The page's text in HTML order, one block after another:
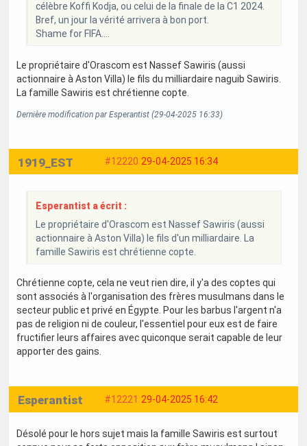
célèbre Koffi Kodja, ou celui de la finale de la C1 2024.
Bref, un jour la vérité arrivera à bon port.
Shame for FIFA....
Le propriétaire d'Orascom est Nassef Sawiris (aussi
actionnaire à Aston Villa) le fils du milliardaire naguib Sawiris.
La famille Sawiris est chrétienne copte.
Dernière modification par Esperantist (29-04-2025 16:33)
#12220 29-04-2025 16:34
1919_EST
Esperantist a écrit :
Le propriétaire d'Orascom est Nassef Sawiris (aussi
actionnaire à Aston Villa) le fils d'un milliardaire. La
famille Sawiris est chrétienne copte.
Chrétienne copte, cela ne veut rien dire, il y'a des coptes qui
sont associés à l'organisation des frères musulmans dans le
secteur public et privé en Égypte. Pour les barbus l'argent n'a
pas de religion ni de couleur, l'essentiel pour eux est de faire
fructifier leurs affaires avec quiconque serait capable de leur
apporter des gains.
#12221 29-04-2025 16:42
Esperantist
Désolé pour le hors sujet mais la famille Sawiris est surtout